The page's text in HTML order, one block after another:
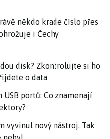
někdo krade číslo přes
i Čechy
disk? Zkontrolujte si ho
o data
portů: Co znamenají
vyvinul nový nástroj. Tak
nebyl